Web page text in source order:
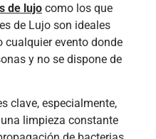
de lujo como los que
de Lujo son ideales
cualquier evento donde
y no se dispone de
clave, especialmente,
limpieza constante